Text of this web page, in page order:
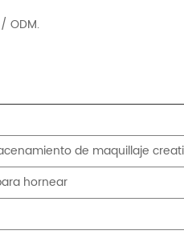
ODM.
de maquillaje
hornear